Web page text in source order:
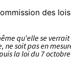
des
qu'elle se
soit pas en
la loi du 7